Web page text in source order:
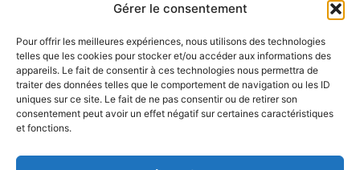
Gérer le consentement
Pour offrir les meilleures expériences, nous utilisons des technologies
telles que les cookies pour stocker et/ou accéder aux informations des
appareils. Le fait de consentir à ces technologies nous permettra de
traiter des données telles que le comportement de navigation ou les ID
uniques sur ce site. Le fait de ne pas consentir ou de retirer son
consentement peut avoir un effet négatif sur certaines caractéristiques
et fonctions.
Partenaires :
LaMaisonDuDonut
LaBelleBiere